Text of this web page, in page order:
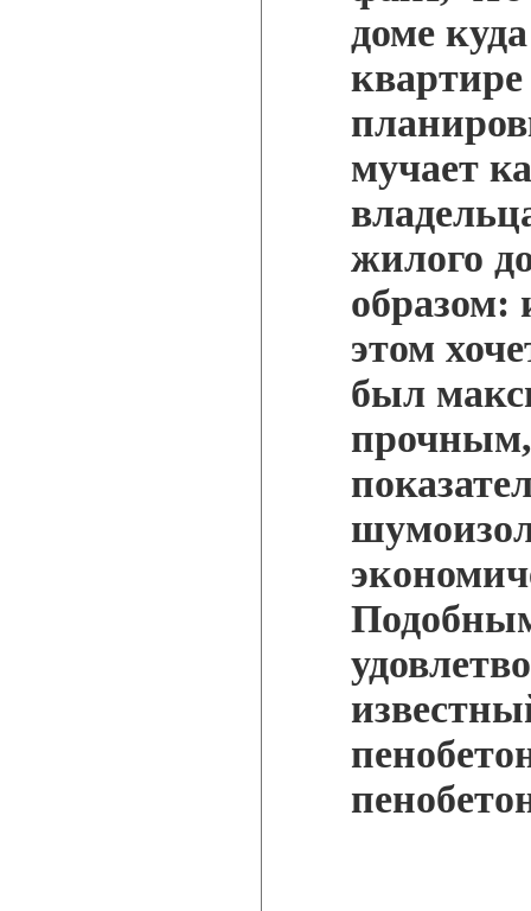
доме
мучает
жилого
образом:
этом
был